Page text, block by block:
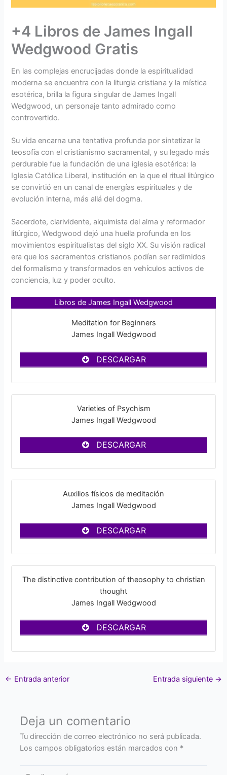
+4 Libros de James Ingall
Wedgwood Gratis
En las complejas encrucijadas donde la espiritualidad
moderna se encuentra con la liturgia cristiana y la mística
esotérica, brilla la figura singular de James Ingall
Wedgwood, un personaje tanto admirado como
controvertido.
Su vida encarna una tentativa profunda por sintetizar la
teosofía con el cristianismo sacramental, y su legado más
perdurable fue la fundación de una iglesia esotérica: la
Iglesia Católica Liberal, institución en la que el ritual litúrgico
se convirtió en un canal de energías espirituales y de
evolución interna, más allá del dogma.
Sacerdote, clarividente, alquimista del alma y reformador
litúrgico, Wedgwood dejó una huella profunda en los
movimientos espiritualistas del siglo XX. Su visión radical
era que los sacramentos cristianos podían ser redimidos
del formalismo y transformados en vehículos activos de
conciencia, luz y poder oculto.
Libros de James Ingall Wedgwood
Meditation for Beginners
James Ingall Wedgwood
DESCARGAR
Varieties of Psychism
James Ingall Wedgwood
DESCARGAR
Auxilios físicos de meditación
James Ingall Wedgwood
DESCARGAR
The distinctive contribution of theosophy to christian
thought
James Ingall Wedgwood
DESCARGAR
← Entrada anterior Entrada siguiente →
Deja un comentario
Tu dirección de correo electrónico no será publicada.
Los campos obligatorios están marcados con *